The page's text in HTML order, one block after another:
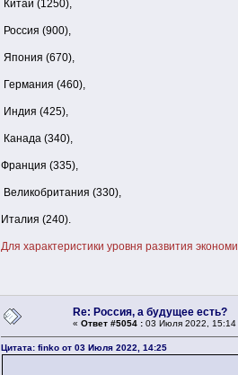
Китай (1250),
Россия (900),
Япония (670),
Германия (460),
Индия (425),
Канада (340),
Франция (335),
Великобритания (330),
Италия (240).
Для характеристики уровня развития
Re: Россия, а будущее есть?
« Ответ #5054 : 03 Июля 2022, 15:14
Цитата: finko от 03 Июля 2022, 14:25